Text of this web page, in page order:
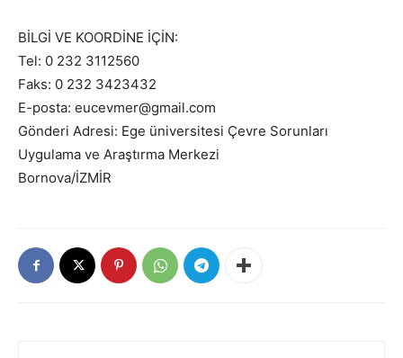
BİLGİ VE KOORDİNE İÇİN:
Tel: 0 232 3112560
Faks: 0 232 3423432
E-posta: eucevmer@gmail.com
Gönderi Adresi: Ege üniversitesi Çevre Sorunları
Uygulama ve Araştırma Merkezi
Bornova/İZMİR